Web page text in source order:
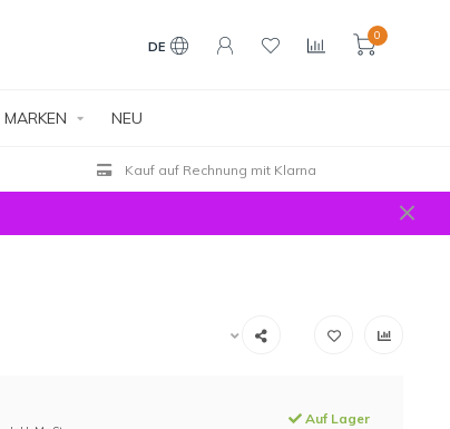
DE
0
MARKEN NEU
Kauf auf Rechnung mit Klarna
Auf Lager